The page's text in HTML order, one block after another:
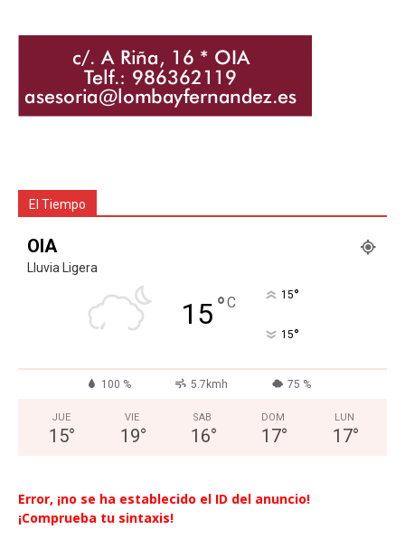
El Tiempo
OIA
Lluvia Ligera
15°C 15°
15°
100 % 5.7kmh 75 %
JUE
15°
VIE
19°
SAB
16°
DOM
17°
LUN
17°
Error, ¡no se ha establecido el ID del anuncio!
¡Comprueba tu sintaxis!